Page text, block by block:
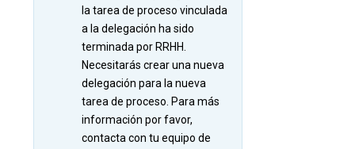
la tarea de proceso vinculada
a la delegación ha sido
terminada por RRHH.
Necesitarás crear una nueva
delegación para la nueva
tarea de proceso. Para más
información por favor,
contacta con tu equipo de